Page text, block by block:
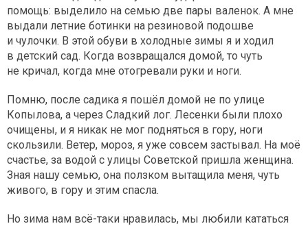
помощь: выделило на семью две пары валенок. А мне
выдали летние ботинки на резиновой подошве
и чулочки. В этой обуви в холодные зимы я и ходил
в детский сад. Когда возвращался домой, то чуть
не кричал, когда мне отогревали руки и ноги.
Помню, после садика я пошёл домой не по улице
Копылова, а через Сладкий лог. Лесенки были плохо
очищены, и я никак не мог подняться в гору, ноги
скользили. Ветер, мороз, я уже совсем застывал. На моё
счастье, за водой с улицы Советской пришла женщина.
Зная нашу семью, она ползком вытащила меня, чуть
живого, в гору и этим спасла.
Но зима нам всё-таки нравилась, мы любили кататься